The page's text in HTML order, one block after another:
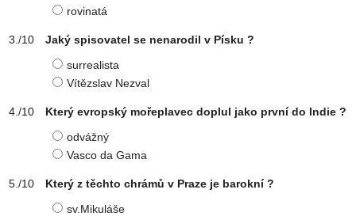
rovinatá
Jaký spisovatel se nenarodil v Písku ?
surrealista
Vítězslav Nezval
Který evropský mořeplavec doplul jako první do Indie ?
odvážný
Vasco da Gama
Který z těchto chrámů v Praze je barokní ?
sv.Mikuláše